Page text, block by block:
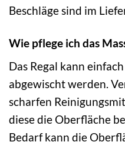
Beschläge sind im
Wie pflege ich das
Das Regal kann
abgewischt werden.
scharfen
diese die Oberfläche
Bedarf kann die